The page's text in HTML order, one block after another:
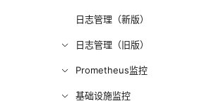
日志管理（新版）
日志管理（旧版）
Prometheus监控
基础设施监控